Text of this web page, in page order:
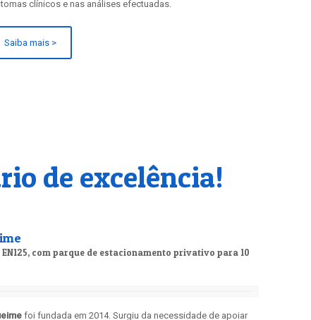
clínicos e nas análises efectuadas.
Saiba mais >
de excelência!
com parque de estacionamento privativo para 10
foi fundada em 2014. Surgiu da necessidade de apoiar